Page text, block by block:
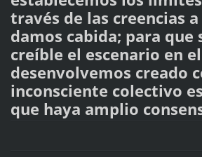
través de las creencias
damos cabida; para que
creíble el escenario en
desenvolvemos creado
inconsciente colectivo
que haya amplio